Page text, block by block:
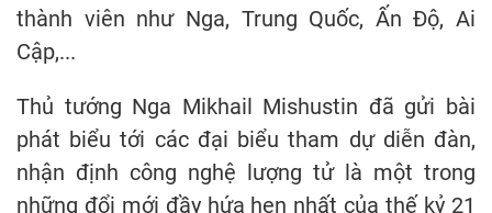
thành viên như Nga, Trung Quốc, Ấn Độ, Ai
Cập,...
Thủ tướng Nga Mikhail Mishustin đã gửi bài
phát biểu tới các đại biểu tham dự diễn đàn,
nhận định công nghệ lượng tử là một trong
những đổi mới đầy hứa hẹn nhất của thế kỷ 21